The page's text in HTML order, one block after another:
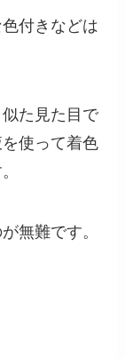
付きなどは
た見た目で
使って着色
無難です。